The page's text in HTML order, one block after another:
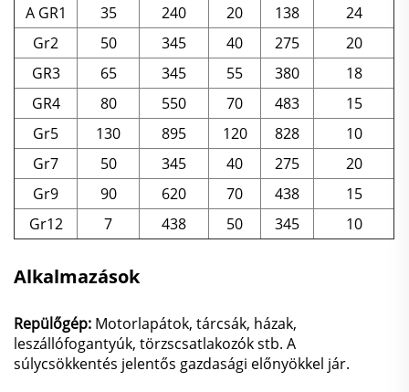
A GR1
35 240 20 138
24
Gr2
50 345 40 275
20
GR3
65 345 55 380
18
GR4
80 550 70 483
15
Gr5
130 895 120 828
10
Gr7
50 345 40 275
20
Gr9
90 620 70 438
15
Gr12
7 438 50 345 10
Alkalmazások
Repülőgép: Motorlapátok, tárcsák, házak,
leszállófogantyúk, törzscsatlakozók stb. A
súlycsökkentés jelentős gazdasági előnyökkel jár.